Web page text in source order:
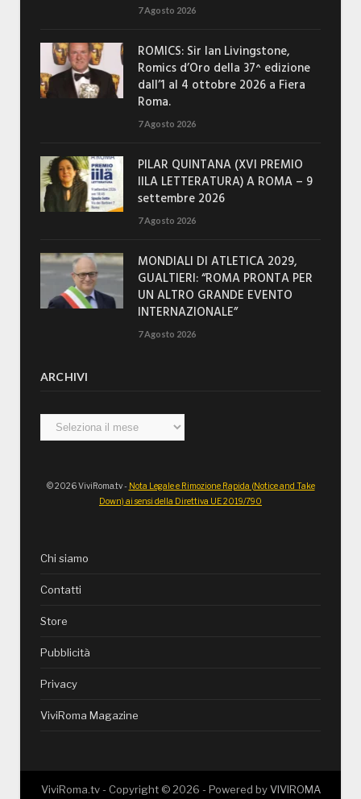
7 Agosto 2026
ROMICS: Sir Ian Livingstone,
Romics d’Oro della 37^ edizione
dall’1 al 4 ottobre 2026 a Fiera
Roma.
7 Agosto 2026
PILAR QUINTANA (XVI PREMIO
IILA LETTERATURA) A ROMA – 9
settembre 2026
7 Agosto 2026
MONDIALI DI ATLETICA 2029,
GUALTIERI: “ROMA PRONTA PER
UN ALTRO GRANDE EVENTO
INTERNAZIONALE”
7 Agosto 2026
ARCHIVI
Archivi
© 2026 ViviRoma.tv - Nota Legale e Rimozione Rapida (Notice and Take
Down) ai sensi della Direttiva UE 2019/790
Chi siamo
Contatti
Store
Pubblicità
Privacy
ViviRoma Magazine
ViviRoma.tv - Copyright ©2026 - Powered byVIVIROMA